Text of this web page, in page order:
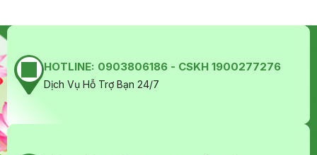
HOTLINE: 0903806186 - CSKH 1900277276
Dịch Vụ Hỗ Trợ Bạn 24/7